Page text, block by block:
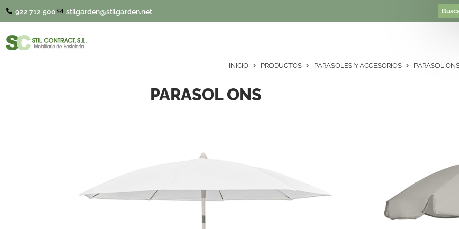
922 712 500 stilgarden@stilgarden.net
INICIO PRODUCTOS PARASOLES Y ACCESORIOS PARASOL
PARASOL ONS